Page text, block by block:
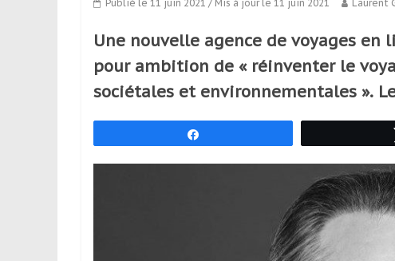
pratiquants,
ou
simples
sport,
qui
Publié le 11 juin 2021 / Mis à jour le 11 juin 2021 Laurent
Une nouvelle agence de voyages
pour ambition de « réinventer le
sociétales et environnementales ».